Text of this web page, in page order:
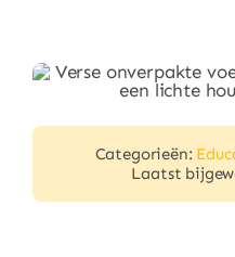
Categorieën:
Laatst